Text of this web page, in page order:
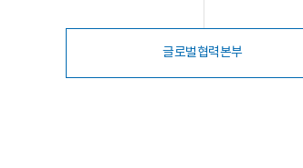
글로벌협력본부